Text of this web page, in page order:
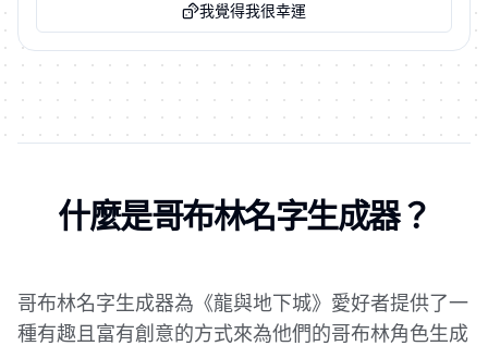
我覺得我很幸運
什麼是哥布林名字生成器？
哥布林名字生成器為《龍與地下城》愛好者提供了一
種有趣且富有創意的方式來為他們的哥布林角色生成